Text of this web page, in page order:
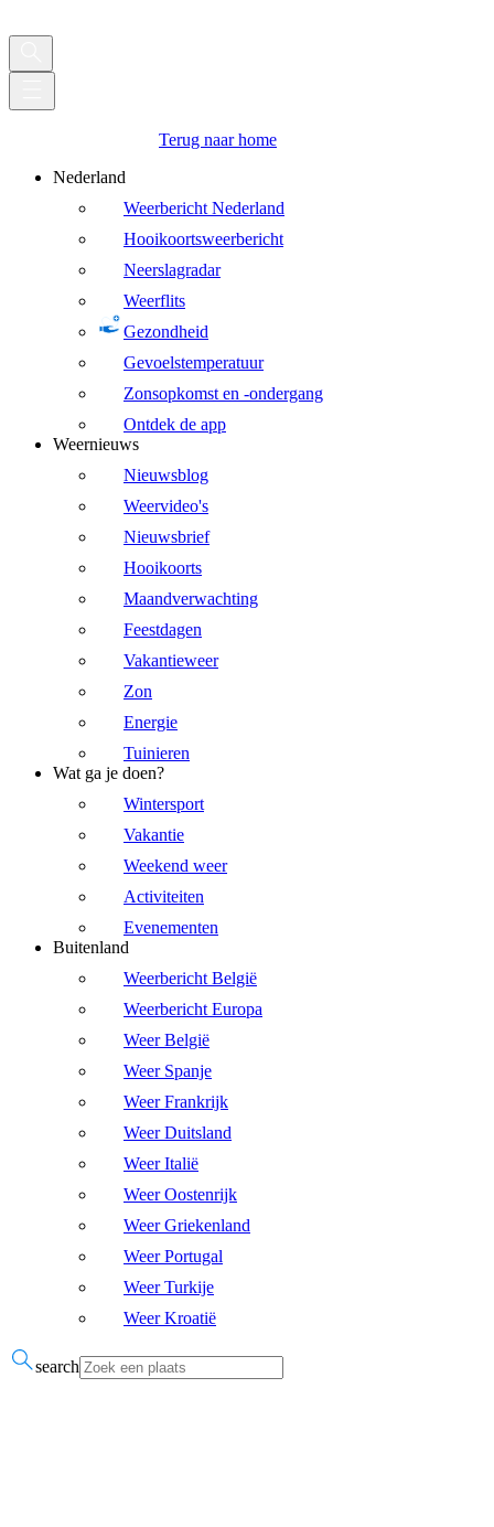
Terug naar home
Nederland
Weerbericht Nederland
Hooikoortsweerbericht
Neerslagradar
Weerflits
Gezondheid
Gevoelstemperatuur
Zonsopkomst en -ondergang
Ontdek de app
Weernieuws
Nieuwsblog
Weervideo's
Nieuwsbrief
Hooikoorts
Maandverwachting
Feestdagen
Vakantieweer
Zon
Energie
Tuinieren
Wat ga je doen?
Wintersport
Vakantie
Weekend weer
Activiteiten
Evenementen
Buitenland
Weerbericht België
Weerbericht Europa
Weer België
Weer Spanje
Weer Frankrijk
Weer Duitsland
Weer Italië
Weer Oostenrijk
Weer Griekenland
Weer Portugal
Weer Turkije
Weer Kroatië
search